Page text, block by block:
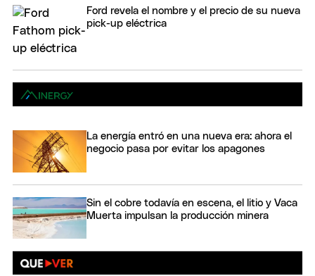
Ford revela el nombre y el precio de su nueva
pick-up eléctrica
La energía entró en una nueva era: ahora el
negocio pasa por evitar los apagones
Sin el cobre todavía en escena, el litio y Vaca
Muerta impulsan la producción minera